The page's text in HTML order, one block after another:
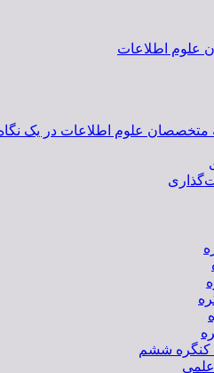
اطلاعات
متخصصان علوم اطلاعات در یک
ششم